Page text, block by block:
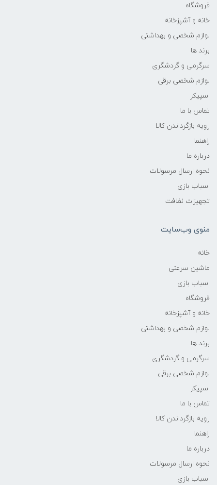
فروشگاه
خانه و آشپزخانه
لوازم شخصی و بهداشتی
برند ها
سرگرمی و گردشگری
لوازم شخصی برقی
اسپیکر
تماس با ما
رویه بازگرداندن کالا
راهنما
درباره ما
نحوه ارسال مرسولات
اسباب بازی
تجهیزات نظافت
منوی وب‌سایت
خانه
ماشین سرعتی
اسباب بازی
فروشگاه
خانه و آشپزخانه
لوازم شخصی و بهداشتی
برند ها
سرگرمی و گردشگری
لوازم شخصی برقی
اسپیکر
تماس با ما
رویه بازگرداندن کالا
راهنما
درباره ما
نحوه ارسال مرسولات
اسباب بازی